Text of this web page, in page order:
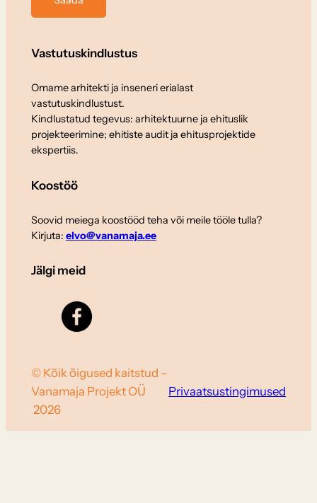
Vastutuskindlustus
Omame arhitekti ja inseneri erialast
vastutuskindlustust.
Kindlustatud tegevus: arhitektuurne ja ehituslik
projekteerimine; ehitiste audit ja ehitusprojektide
ekspertiis.
Koostöö
Soovid meiega koostööd teha või meile tööle tulla?
Kirjuta: elvo@vanamaja.ee
Jälgi meid
© Kõik õigused kaitstud –
Vanamaja Projekt OÜ
2026
Privaatsustingimused